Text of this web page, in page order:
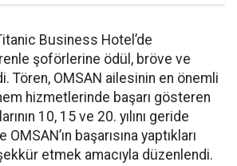
Business Hotel’de
şoförlerine ödül, bröve ve
Tören, OMSAN ailesinin en önemli
hizmetlerinde başarı gösteren
10, 15 ve 20. yılını geride
başarısına yaptıkları
etmek amacıyla düzenlendi.